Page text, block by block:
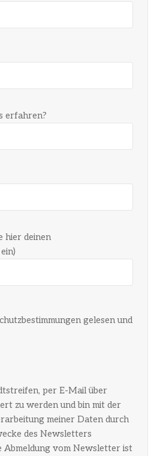
erfahren?
hier deinen
gelesen und
per E-Mail über
zu werden und bin mit der
meiner Daten durch
des Newsletters
Abmeldung vom Newsletter ist